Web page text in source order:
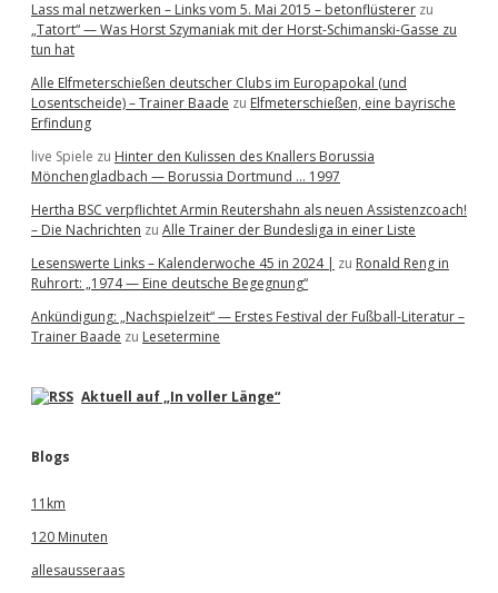
Lass mal netzwerken – Links vom 5. Mai 2015 – betonflüsterer zu
„Tatort“ — Was Horst Szymaniak mit der Horst-Schimanski-Gasse zu
tun hat
Alle Elfmeterschießen deutscher Clubs im Europapokal (und
Losentscheide) – Trainer Baade zu Elfmeterschießen, eine bayrische
Erfindung
live Spiele zu Hinter den Kulissen des Knallers Borussia
Mönchengladbach — Borussia Dortmund … 1997
Hertha BSC verpflichtet Armin Reutershahn als neuen Assistenzcoach!
– Die Nachrichten zu Alle Trainer der Bundesliga in einer Liste
Lesenswerte Links – Kalenderwoche 45 in 2024 | zu Ronald Reng in
Ruhrort: „1974 — Eine deutsche Begegnung“
Ankündigung: „Nachspielzeit“ — Erstes Festival der Fußball-Literatur –
Trainer Baade zu Lesetermine
Aktuell auf „In voller Länge“
Blogs
11km
120 Minuten
allesausseraas